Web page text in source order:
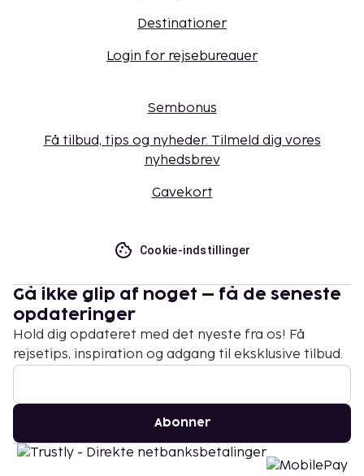
Destinationer
Login for rejsebureauer
Sembonus
Få tilbud, tips og nyheder. Tilmeld dig vores
nyhedsbrev
Gavekort
Cookie-indstillinger
Gå ikke glip af noget – få de seneste
opdateringer
Hold dig opdateret med det nyeste fra os! Få
rejsetips, inspiration og adgang til eksklusive tilbud.
Abonner